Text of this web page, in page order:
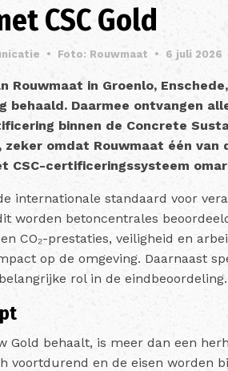
CSC Gold
• Foto: Rouwmaat • 6 juli 2026
Rouwmaat in Groenlo,
behaald. Daarmee ontvangen
binnen de Concrete
omdat Rouwmaat één
CSC-certificeringssysteem
internationale standaard voor
worden betoncentrales
CO₂-prestaties, veiligheid en
op de omgeving. Daarnaast
rol in de eindbeoordeling.
Gold behaalt, is meer dan een
voortdurend en de eisen worden